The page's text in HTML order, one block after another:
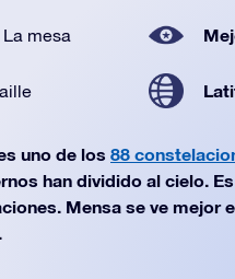
La mesa
uno de los 88
han dividido al cielo.
Mensa se ve mejor